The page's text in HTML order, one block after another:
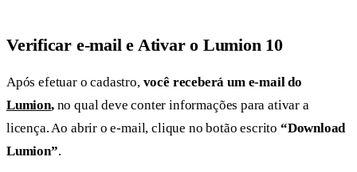
Verificar e-mail e Ativar o Lumion 10
Após efetuar o cadastro, você receberá um e-mail do
Lumion,no qual deve conter informações para ativar a
licença. Ao abrir o e-mail, clique no botão escrito “Download
Lumion”.